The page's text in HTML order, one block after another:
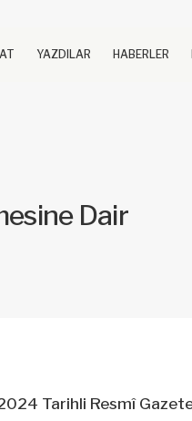
YAZDILAR HABERLER
Dair
Tarihli Resmî